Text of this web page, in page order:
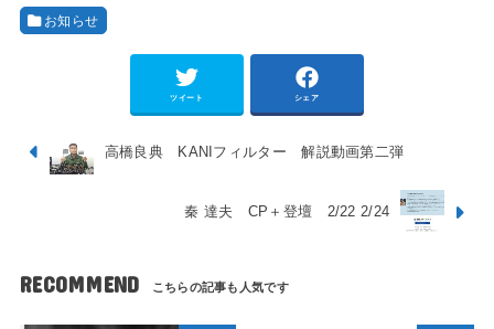
お知らせ
ツイート シェア
高橋良典 KANIフィルター 解説動画第二弾
秦 達夫 CP＋登壇 2/22 2/24
RECOMMEND